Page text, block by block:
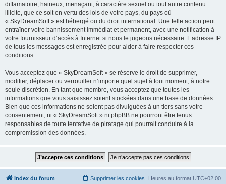
diffamatoire, haineux, menaçant, à caractère sexuel ou tout autre contenu
illicite, que ce soit en vertu des lois de votre pays, du pays où
« SkyDreamSoft » est hébergé ou du droit international. Une telle action peut
entraîner votre bannissement immédiat et permanent, avec une notification à
votre fournisseur d’accès à Internet si nous le jugeons nécessaire. L’adresse IP
de tous les messages est enregistrée pour aider à faire respecter ces
conditions.
Vous acceptez que « SkyDreamSoft » se réserve le droit de supprimer,
modifier, déplacer ou verrouiller n’importe quel sujet à tout moment, à notre
seule discrétion. En tant que membre, vous acceptez que toutes les
informations que vous saisissez soient stockées dans une base de données.
Bien que ces informations ne soient pas divulguées à un tiers sans votre
consentement, ni « SkyDreamSoft » ni phpBB ne pourront être tenus
responsables de toute tentative de piratage qui pourrait conduire à la
compromission des données.
Index du forum Heures au format UTC+02:00
Supprimer les cookies